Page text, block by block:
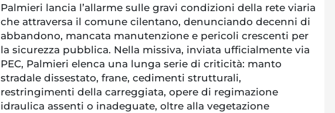
Palmieri lancia l’allarme sulle gravi condizioni della rete viaria
che attraversa il comune cilentano, denunciando decenni di
abbandono, mancata manutenzione e pericoli crescenti per
la sicurezza pubblica. Nella missiva, inviata ufficialmente via
PEC, Palmieri elenca una lunga serie di criticità: manto
stradale dissestato, frane, cedimenti strutturali,
restringimenti della carreggiata, opere di regimazione
idraulica assenti o inadeguate, oltre alla vegetazione